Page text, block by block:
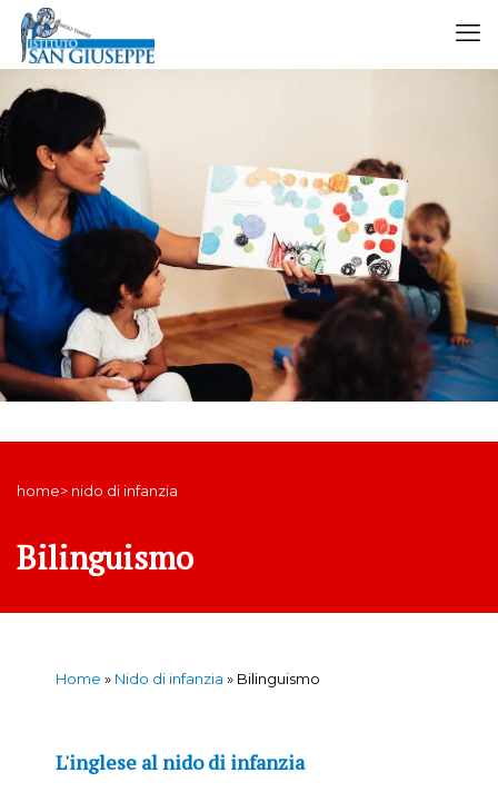
home> nido di infanzia
Bilinguismo
Home » Nido di infanzia » Bilinguismo
L'inglese al nido di infanzia